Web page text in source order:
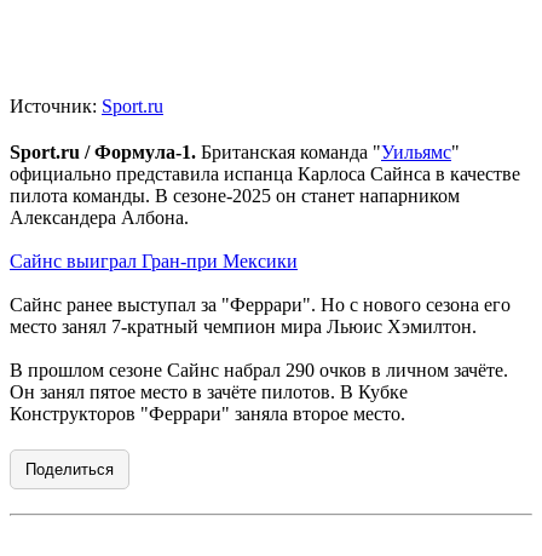
Источник: Sport.ru
Sport.ru / Формула-1. Британская команда "Уильямс"
официально представила испанца Карлоса Сайнса в качестве
пилота команды. В сезоне-2025 он станет напарником
Александера Албона.
Сайнс выиграл Гран-при Мексики
Сайнс ранее выступал за "Феррари". Но с нового сезона его
место занял 7-кратный чемпион мира Льюис Хэмилтон.
В прошлом сезоне Сайнс набрал 290 очков в личном зачёте.
Он занял пятое место в зачёте пилотов. В Кубке
Конструкторов "Феррари" заняла второе место.
Поделиться